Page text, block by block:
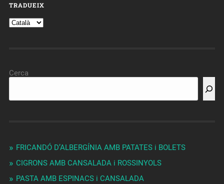
TRADUEIX
Cerca
FRICANDÓ D’ALBERGÍNIA AMB PATATES i BOLETS
CIGRONS AMB CANSALADA i ROSSINYOLS
PASTA AMB ESPINACS i CANSALADA